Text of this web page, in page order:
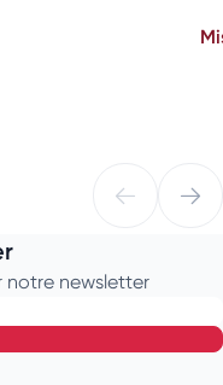
notre newsletter